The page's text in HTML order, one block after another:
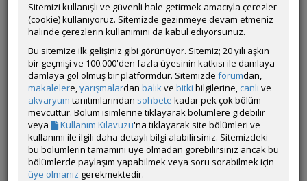
Sitemizi kullanışlı ve güvenli hale getirmek amacıyla çerezler
(cookie) kullanıyoruz. Sitemizde gezinmeye devam etmeniz
halinde çerezlerin kullanımını da kabul ediyorsunuz.
Bu sitemize ilk gelişiniz gibi görünüyor. Sitemiz; 20 yılı aşkın
bir geçmişi ve 100.000'den fazla üyesinin katkısı ile damlaya
damlaya göl olmuş bir platformdur. Sitemizde forumdan,
makalelere,yarışmalardan balıkve bitki bilgilerine, canlı ve
akvaryum tanıtımlarından sohbete kadar pek çok bölüm
mevcuttur. Bölüm isimlerine tıklayarak bölümlere gidebilir
veya
Kullanım Kılavuzu'na tıklayarak site bölümleri ve
kullanımı ile ilgili daha detaylı bilgi alabilirsiniz. Sitemizdeki
bu bölümlerin tamamını üye olmadan görebilirsiniz ancak bu
bölümlerde paylaşım yapabilmek veya soru sorabilmek için
üye olmanız gerekmektedir.